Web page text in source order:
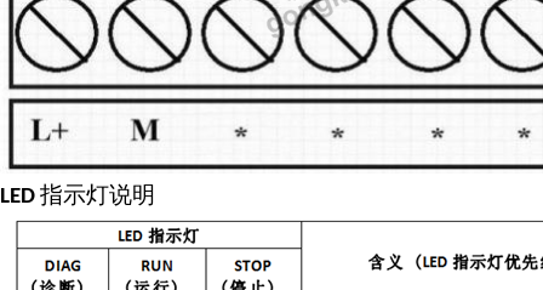
LED 指示灯说明